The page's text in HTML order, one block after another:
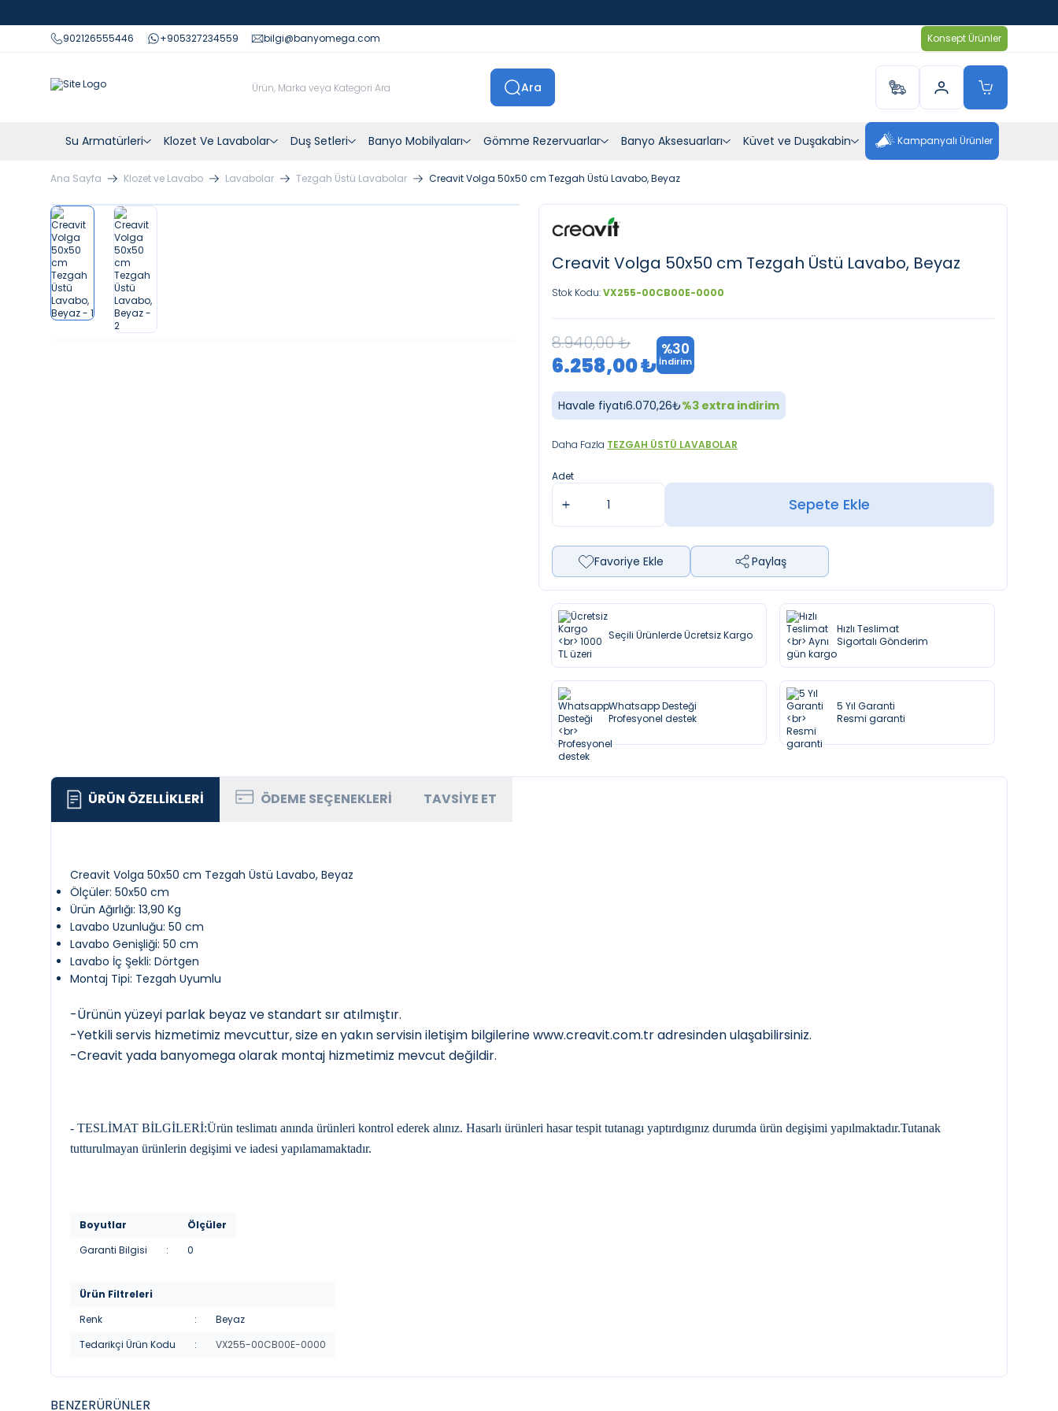
902126555446
+905327234559 bilgi@banyomega.com Konsept Ürünler
Ara
Su Armatürleri Klozet Ve Lavabolar Duş Setleri Banyo Mobilyaları Gömme Rezervuarlar Banyo Aksesuarları Küvet ve Duşakabin Kampanyalı Ürünler
Ana Sayfa Klozet ve Lavabo Lavabolar Tezgah Üstü Lavabolar Creavit Volga 50x50 cm Tezgah Üstü Lavabo, Beyaz
Creavit Volga 50x50 cm Tezgah Üstü Lavabo, Beyaz
Stok Kodu:VX255-00CB00E-0000
8.940,00₺
6.258,00₺
%30
İndirim
Havale fiyatı6.070,26₺%3extra indirim
Daha Fazla TEZGAH ÜSTÜ LAVABOLAR
Adet
Sepete Ekle
Favoriye Ekle Paylaş
Seçili Ürünlerde Ücretsiz Kargo
Hızlı Teslimat
Sigortalı Gönderim
Whatsapp Desteği
Profesyonel destek
5 Yıl Garanti
Resmi garanti
ÜRÜN ÖZELLIKLERI ÖDEME SEÇENEKLERI TAVSIYE ET
Creavit Volga 50x50 cm Tezgah Üstü Lavabo, Beyaz
Ölçüler: 50x50 cm
Ürün Ağırlığı: 13,90 Kg
Lavabo Uzunluğu: 50 cm
Lavabo Genişliği: 50 cm
Lavabo İç Şekli: Dörtgen
Montaj Tipi: Tezgah Uyumlu
-Ürünün yüzeyi parlak beyaz ve standart sır atılmıştır.
-Yetkili servis hizmetimiz mevcuttur, size en yakın servisin iletişim bilgilerinewww.creavit.com.tradresinden ulaşabilirsiniz.
-Creavit yada banyomega olarak montaj hizmetimiz mevcut değildir.
- TESLİMAT BİLGİLERİ:Ürün teslimatı anında ürünleri kontrol ederek alınız. Hasarlı ürünleri hasar tespit tutanagı yaptırdıgınız durumda ürün degişimi yapılmaktadır.Tutanak
tutturulmayan ürünlerin degişimi ve iadesi yapılamamaktadır.
Boyutlar
Ölçüler
Garanti Bilgisi
: 0
Ürün Filtreleri
Renk
:
Beyaz
Tedarikçi Ürün Kodu
: VX255-00CB00E-0000
BENZERÜRÜNLER